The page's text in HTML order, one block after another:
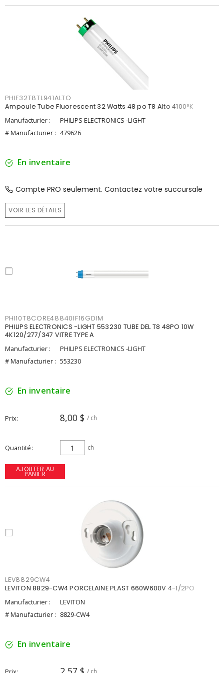
PHIF32T8TL941ALTO
Ampoule Tube Fluorescent 32 Watts 48 po T8 Alto 4100°K
Manufacturier :
PHILIPS ELECTRONICS -LIGHT
# Manufacturier : 479626
En inventaire
Compte PRO seulement. Contactez votre succursale
VOIR LES DÉTAILS
PHI10T8CORE48840IF16GDIM
PHILIPS ELECTRONICS -LIGHT 553230 TUBE DEL T8 48PO 10W
4K120/277/347 VITRE TYPE A
Manufacturier :
PHILIPS ELECTRONICS -LIGHT
# Manufacturier : 553230
En inventaire
Prix 8,00 $ / ch
Quantité ch
AJOUTER AU
PANIER
LEV8829CW4
LEVITON 8829-CW4 PORCELAINE PLAST 660W600V 4-1/2PO
Manufacturier :
LEVITON
# Manufacturier : 8829-CW4
En inventaire
/ ch